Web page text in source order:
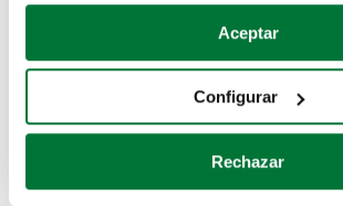
Si lo permite, también quisiéramos:
Recopilar información sobre su
Identificar su dispositivo
para buscar características
Obtenga más información sobre cómo
Aceptar
Configurar
Rechazar
Coches de segunda mano
Coches de km0